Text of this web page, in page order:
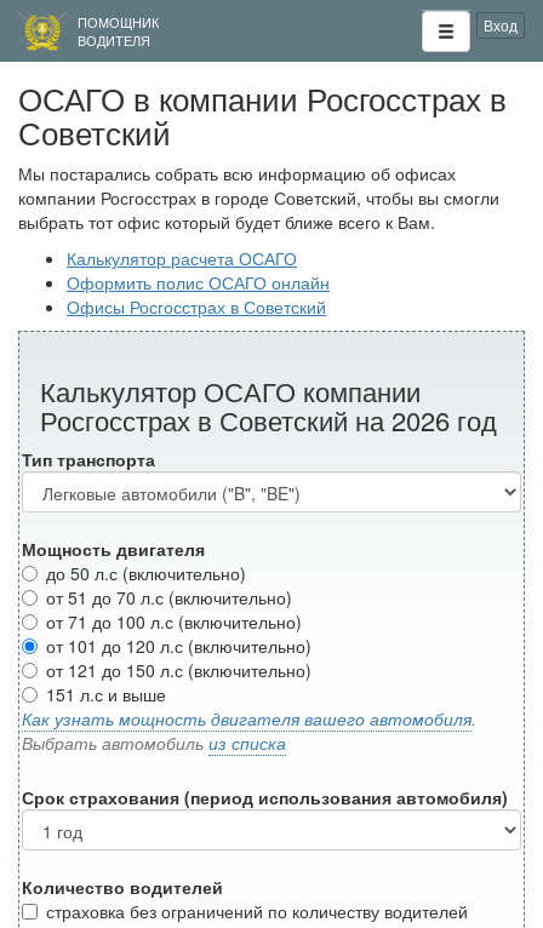
ПОМОЩНИК
ВОДИТЕЛЯ
Вход
ОСАГО в компании Росгосстрах в
Советский
Мы постарались собрать всю информацию об офисах
компании Росгосстрах в городе Советский, чтобы вы смогли
выбрать тот офис который будет ближе всего к Вам.
Калькулятор расчета ОСАГО
Оформить полис ОСАГО онлайн
Офисы Росгосстрах в Советский
Калькулятор ОСАГО компании
Росгосстрах в Советский на 2026 год
Тип транспорта
Мощность двигателя
до 50 л.с (включительно)
от 51 до 70 л.с (включительно)
от 71 до 100 л.с (включительно)
от 101 до 120 л.с (включительно)
от 121 до 150 л.с (включительно)
151 л.с и выше
Как узнать мощность двигателя вашего автомобиля.
Выбрать автомобиль из списка
Срок страхования (период использования автомобиля)
Количество водителей
страховка без ограничений по количеству водителей